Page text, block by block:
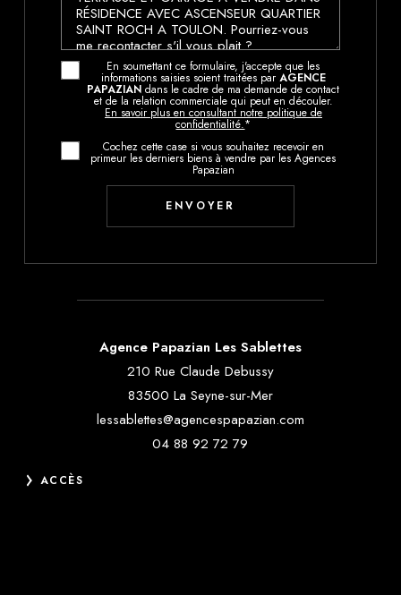
En soumettant ce formulaire, j'accepte que les
informations saisies soient traitées par AGENCE
PAPAZIANdans le cadre de ma demande de contact
et de la relation commerciale qui peut en découler.
En savoir plus en consultant notre politique de
confidentialité.*
Cochez cette case si vous souhaitez recevoir en
primeur les derniers biens à vendre par les Agences
Papazian
Agence Papazian Les Sablettes
210 Rue Claude Debussy
83500 La Seyne-sur-Mer
lessablettes@agencespapazian.com
04 88 92 72 79
ACCÈS